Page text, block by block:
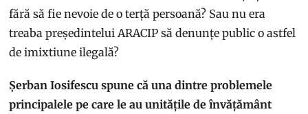
fără să fie nevoie de o terță persoană? Sau nu era
treaba președintelui ARACIP să denunțe public o astfel
de imixtiune ilegală?
Șerban Iosifescu spune că una dintre problemele
principalele pe care le au unitățile de învățământ